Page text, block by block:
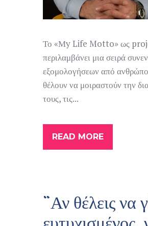
Το «Μy Life Motto» ως
περιλαμβάνει μια σειρά
εξομολογήσεων από
θέλουν να μοιραστούν την
τους, τις...
READ MORE
“Αν θέλεις να